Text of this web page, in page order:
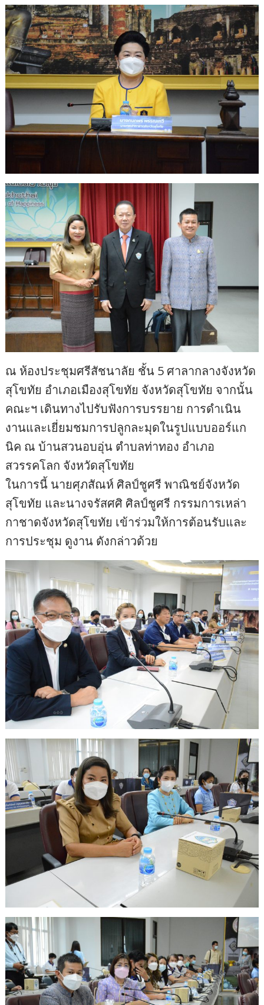
ณ ห้องประชุมศรีสัชนาลัย ชั้น 5 ศาลากลางจังหวัด
สุโขทัย อำเภอเมืองสุโขทัย จังหวัดสุโขทัย จากนั้น
คณะฯ เดินทางไปรับฟังการบรรยาย การดำเนิน
งานและเยี่ยมชมการปลูกละมุดในรูปแบบออร์แก
นิค ณ บ้านสวนอบอุ่น ตำบลท่าทอง อำเภอ
สวรรคโลก จังหวัดสุโขทัย
ในการนี้ นายศุภสัณห์ ศิลป์ชูศรี พาณิชย์จังหวัด
สุโขทัย และนางจรัสศศิ ศิลป์ชูศรี กรรมการเหล่า
กาชาดจังหวัดสุโขทัย เข้าร่วมให้การต้อนรับและ
การประชุม ดูงาน ดังกล่าวด้วย